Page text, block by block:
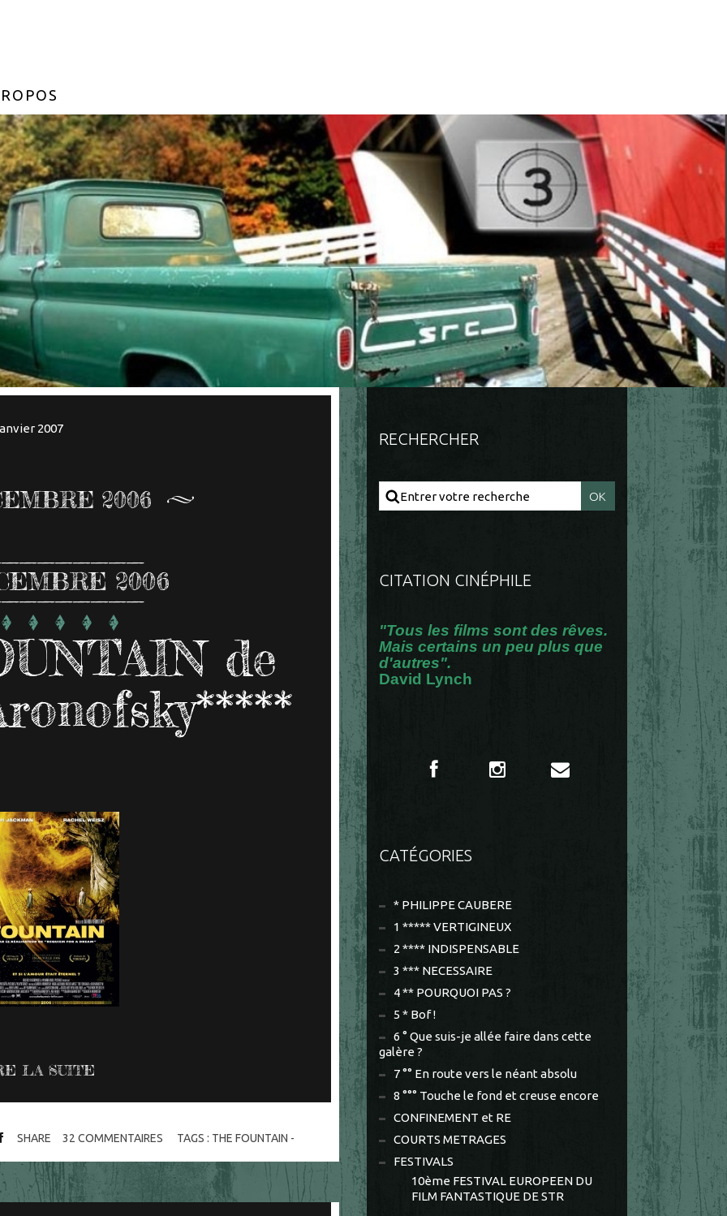
2007
2006
2006
de
LA SUITE
SHARE 32 COMMENTAIRES TAGS : THE FOUNTAIN -
RECHERCHER
CITATION CINÉPHILE
"Tous les films sont des rêves.
Mais certains un peu plus que
d'autres".
David Lynch
CATÉGORIES
* PHILIPPE CAUBERE
1 ***** VERTIGINEUX
2 **** INDISPENSABLE
3 *** NECESSAIRE
4 ** POURQUOI PAS ?
5 * Bof !
6 ° Que suis-je allée faire dans cette
galère ?
7 °° En route vers le néant absolu
8 °°° Touche le fond et creuse encore
CONFINEMENT et RE
COURTS METRAGES
FESTIVALS
10ème FESTIVAL EUROPEEN DU
FILM FANTASTIQUE DE STR